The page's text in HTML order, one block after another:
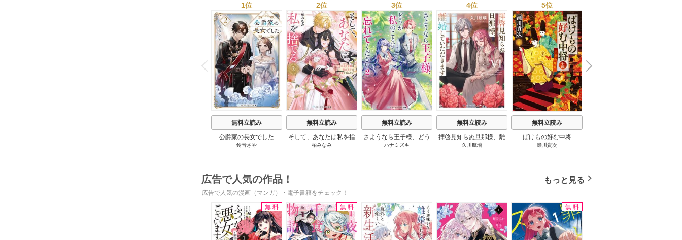
P
r
e
v
i
o
u
s
1位
無料立読み
公爵家の長女でした
鈴音さや
2位
無料立読み
そして、あなたは私を捨
てる
柏みなみ
3位
無料立読み
さようなら王子様、どう
か私のことは忘れてくだ
ハナミズキ
4位
無料立読み
拝啓見知らぬ旦那様、離
婚していただきます
久川航璃
5位
無料立読み
ばけもの好む中将
瀬川貴次
N
e
x
t
広告で人気の作品！ もっと見る
広告で人気の漫画（マンガ）・電子書籍をチェック！
無料 無料 無料